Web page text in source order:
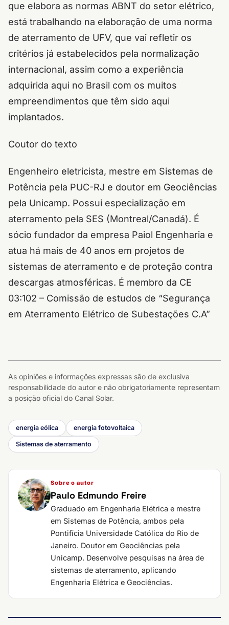
que elabora as normas ABNT do setor elétrico,
está trabalhando na elaboração de uma norma
de aterramento de UFV, que vai refletir os
critérios já estabelecidos pela normalização
internacional, assim como a experiência
adquirida aqui no Brasil com os muitos
empreendimentos que têm sido aqui
implantados.
Coutor do texto
Engenheiro eletricista, mestre em Sistemas de
Potência pela PUC-RJ e doutor em Geociências
pela Unicamp. Possui especialização em
aterramento pela SES (Montreal/Canadá). É
sócio fundador da empresa Paiol Engenharia e
atua há mais de 40 anos em projetos de
sistemas de aterramento e de proteção contra
descargas atmosféricas. É membro da CE
03:102 – Comissão de estudos de “Segurança
em Aterramento Elétrico de Subestações C.A”
As opiniões e informações expressas são de exclusiva
responsabilidade do autor e não obrigatoriamente representam
a posição oficial do Canal Solar.
energia eólica energia fotovoltaica
Sistemas de aterramento
Sobre o autor
Paulo Edmundo Freire
Graduado em Engenharia Elétrica e mestre
em Sistemas de Potência, ambos pela
Pontifícia Universidade Católica do Rio de
Janeiro. Doutor em Geociências pela
Unicamp. Desenvolve pesquisas na área de
sistemas de aterramento, aplicando
Engenharia Elétrica e Geociências.